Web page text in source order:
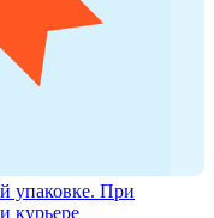
упаковке. При
курьере